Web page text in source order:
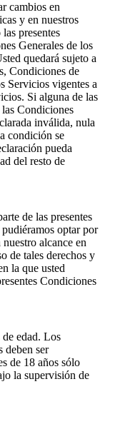
cambios en
y en nuestros
presentes
Generales de los
quedará sujeto a
Condiciones de
Servicios vigentes a
Si alguna de las
Condiciones
inválida, nula
condición se
pueda
del resto de
de las presentes
optar por
alcance en
de tales derechos y
la que usted
Condiciones
edad. Los
deben ser
de 18 años sólo
la supervisión de